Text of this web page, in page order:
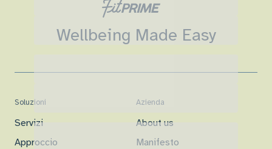
Wellbeing Made Easy
Soluzioni
Servizi
Approccio
Azienda
About us
Manifesto